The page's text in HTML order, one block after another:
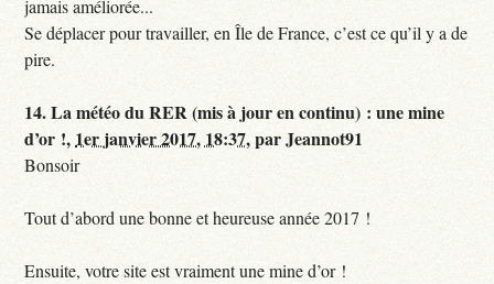
jamais améliorée...
Se déplacer pour travailler, en Île de France, c’est ce qu’il y a de
pire.
14.La météo du RER (mis à jour en continu) : une mine
d’or !, 1er janvier 2017, 18:37,parJeannot91
Bonsoir
Tout d’abord une bonne et heureuse année 2017 !
Ensuite, votre site est vraiment une mine d’or !